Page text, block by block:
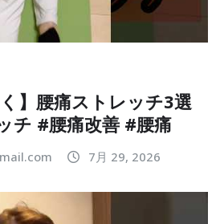
】腰痛ストレッチ3選
チ #腰痛改善 #腰痛
7月 29, 2026